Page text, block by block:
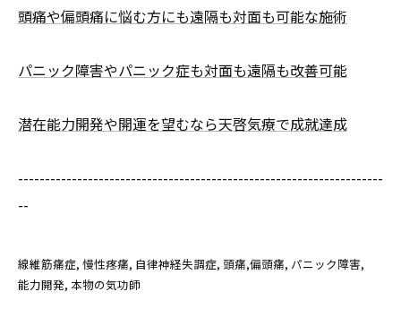
頭痛や偏頭痛に悩む方にも遠隔も対面も可能な施術
パニック障害やパニック症も対面も遠隔も改善可能
潜在能力開発や開運を望むなら天啓気療で成就達成
--------------------------------------------------------------------
--
線維筋痛症 慢性疼痛 自律神経失調症 頭痛,偏頭痛 パニック障害
能力開発 本物の気功師